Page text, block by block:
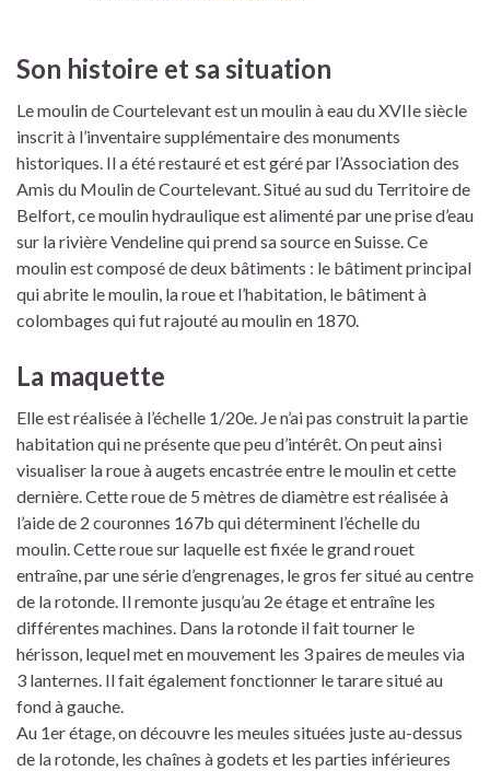
Son histoire et sa situation
Le moulin de Courtelevant est un moulin à eau du XVIIe siècle
inscrit à l’inventaire supplémentaire des monuments
historiques. Il a été restauré et est géré par l’Association des
Amis du Moulin de Courtelevant. Situé au sud du Territoire de
Belfort, ce moulin hydraulique est alimenté par une prise d’eau
sur la rivière Vendeline qui prend sa source en Suisse. Ce
moulin est composé de deux bâtiments : le bâtiment principal
qui abrite le moulin, la roue et l’habitation, le bâtiment à
colombages qui fut rajouté au moulin en 1870.
La maquette
Elle est réalisée à l’échelle 1/20e. Je n’ai pas construit la partie
habitation qui ne présente que peu d’intérêt. On peut ainsi
visualiser la roue à augets encastrée entre le moulin et cette
dernière. Cette roue de 5 mètres de diamètre est réalisée à
l’aide de 2 couronnes 167b qui déterminent l’échelle du
moulin. Cette roue sur laquelle est fixée le grand rouet
entraîne, par une série d’engrenages, le gros fer situé au centre
de la rotonde. Il remonte jusqu’au 2e étage et entraîne les
différentes machines. Dans la rotonde il fait tourner le
hérisson, lequel met en mouvement les 3 paires de meules via
3 lanternes. Il fait également fonctionner le tarare situé au
fond à gauche.
Au 1er étage, on découvre les meules situées juste au-dessus
de la rotonde, les chaînes à godets et les parties inférieures